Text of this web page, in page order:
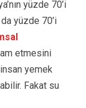
yüzde 70’i
yüzde 70’i
etmesini
yemek
Fakat su